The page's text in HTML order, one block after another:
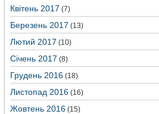
Квітень 2017 (7)
Березень 2017 (13)
Лютий 2017 (10)
Січень 2017 (8)
Грудень 2016 (18)
Листопад 2016 (16)
Жовтень 2016 (15)